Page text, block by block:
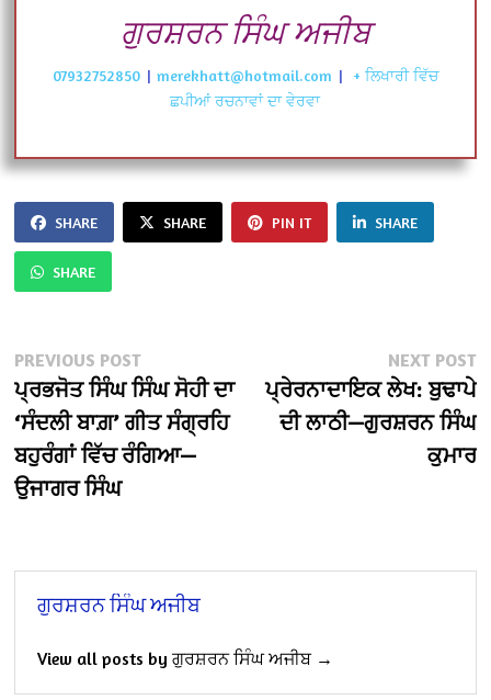
ਗੁਰਸ਼ਰਨ ਸਿੰਘ ਅਜੀਬ
07932752850 | merekhatt@hotmail.com |
+ ਲਿਖਾਰੀ ਵਿੱਚ
ਛਪੀਆਂ ਰਚਨਾਵਾਂ ਦਾ ਵੇਰਵਾ
SHARE SHARE PIN IT SHARE
SHARE
Post
navigation
PREVIOUS POSTPrevious
post:
ਪ੍ਰਭਜੋਤ ਸਿੰਘ ਸਿੰਘ ਸੋਹੀ ਦਾ
‘ਸੰਦਲੀ ਬਾਗ਼’ ਗੀਤ ਸੰਗ੍ਰਹਿ
ਬਹੁਰੰਗਾਂ ਵਿੱਚ ਰੰਗਿਆ—
ਉਜਾਗਰ ਸਿੰਘ
NEXT POST
ਪ੍ਰੇਰਨਾਦਾਇਕ ਲੇਖ: ਬੁਢਾਪੇ
ਦੀ ਲਾਠੀ—ਗੁਰਸ਼ਰਨ ਸਿੰਘ
ਕੁਮਾਰ
ਗੁਰਸ਼ਰਨ ਸਿੰਘ ਅਜੀਬ
View all posts by ਗੁਰਸ਼ਰਨ ਸਿੰਘ ਅਜੀਬ →